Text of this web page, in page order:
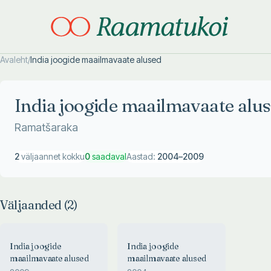
Avaleht/India joogide maailmavaate alused
India joogide maailmavaate
Ramatšaraka
2väljaannet kokku0saadavalAastad: 2004–2009
Väljaanded (2)
India joogide
maailmavaate alused
India joogide
maailmavaate alused